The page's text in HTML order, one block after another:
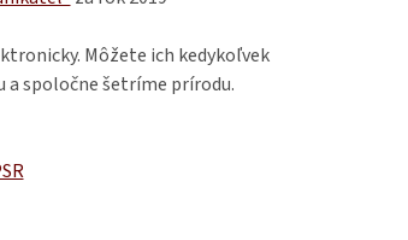
Môžete ich kedykoľvek
a spoločne šetríme prírodu.